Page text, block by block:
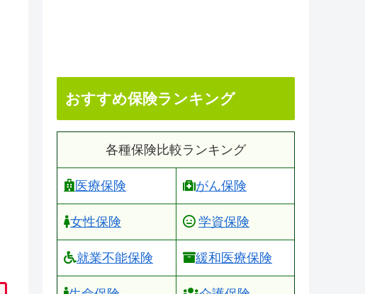
おすすめ保険ランキング
各種保険比較ランキング
医療保険 がん保険
女性保険 学資保険
就業不能保険 緩和医療保険